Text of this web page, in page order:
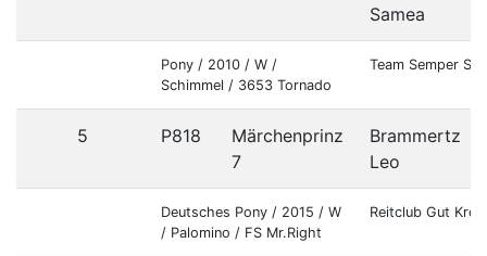
Samea
Pony / 2010 / W /
Schimmel / 3653 Tornado
Team Semper
5 P818
Märchenprinz
7
Brammertz
Leo
Deutsches Pony / 2015 / W
/ Palomino / FS Mr.Right
Reitclub Gut